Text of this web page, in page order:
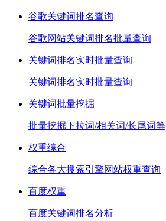
谷歌关键词排名查询
谷歌网站关键词排名批量查询
关键词排名实时批量查询
关键词排名实时批量查询
关键词批量挖掘
批量挖掘下拉词/相关词/长尾词等
权重综合
综合各大搜索引擎网站权重查询
百度权重
百度关键词排名分析